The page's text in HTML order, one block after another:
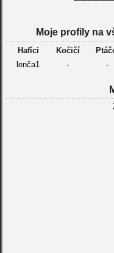
Moje profily na
Hafíci Kočičí
lenča1
- -